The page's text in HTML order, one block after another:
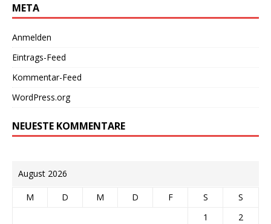
META
Anmelden
Eintrags-Feed
Kommentar-Feed
WordPress.org
NEUESTE KOMMENTARE
August 2026
M D M D F S
S
1
2